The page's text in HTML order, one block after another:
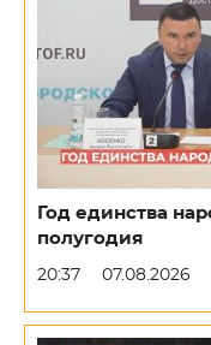
Год единства
полугодия
20:37 07.08.2026